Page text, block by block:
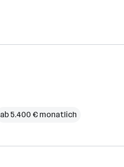
ab 5.400 € monatlich